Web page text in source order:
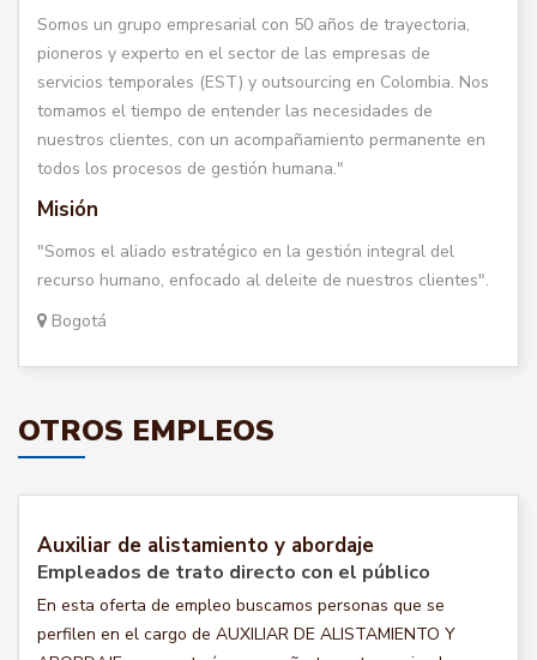
Somos un grupo empresarial con 50 años de trayectoria,
pioneros y experto en el sector de las empresas de
servicios temporales (EST) y outsourcing en Colombia. Nos
tomamos el tiempo de entender las necesidades de
nuestros clientes, con un acompañamiento permanente en
todos los procesos de gestión humana."
Misión
"Somos el aliado estratégico en la gestión integral del
recurso humano, enfocado al deleite de nuestros clientes".
Bogotá
OTROS EMPLEOS
Auxiliar de alistamiento y abordaje
Empleados de trato directo con el público
En esta oferta de empleo buscamos personas que se
perfilen en el cargo de AUXILIAR DE ALISTAMIENTO Y